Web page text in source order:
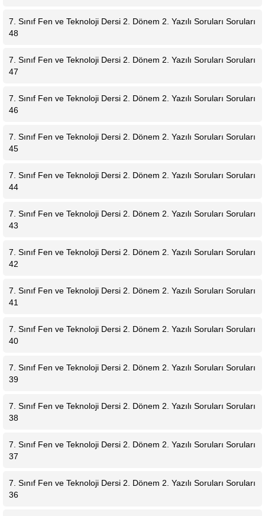
7. Sınıf Fen ve Teknoloji Dersi 2. Dönem 2. Yazılı Soruları Soruları
48
7. Sınıf Fen ve Teknoloji Dersi 2. Dönem 2. Yazılı Soruları Soruları
47
7. Sınıf Fen ve Teknoloji Dersi 2. Dönem 2. Yazılı Soruları Soruları
46
7. Sınıf Fen ve Teknoloji Dersi 2. Dönem 2. Yazılı Soruları Soruları
45
7. Sınıf Fen ve Teknoloji Dersi 2. Dönem 2. Yazılı Soruları Soruları
44
7. Sınıf Fen ve Teknoloji Dersi 2. Dönem 2. Yazılı Soruları Soruları
43
7. Sınıf Fen ve Teknoloji Dersi 2. Dönem 2. Yazılı Soruları Soruları
42
7. Sınıf Fen ve Teknoloji Dersi 2. Dönem 2. Yazılı Soruları Soruları
41
7. Sınıf Fen ve Teknoloji Dersi 2. Dönem 2. Yazılı Soruları Soruları
40
7. Sınıf Fen ve Teknoloji Dersi 2. Dönem 2. Yazılı Soruları Soruları
39
7. Sınıf Fen ve Teknoloji Dersi 2. Dönem 2. Yazılı Soruları Soruları
38
7. Sınıf Fen ve Teknoloji Dersi 2. Dönem 2. Yazılı Soruları Soruları
37
7. Sınıf Fen ve Teknoloji Dersi 2. Dönem 2. Yazılı Soruları Soruları
36